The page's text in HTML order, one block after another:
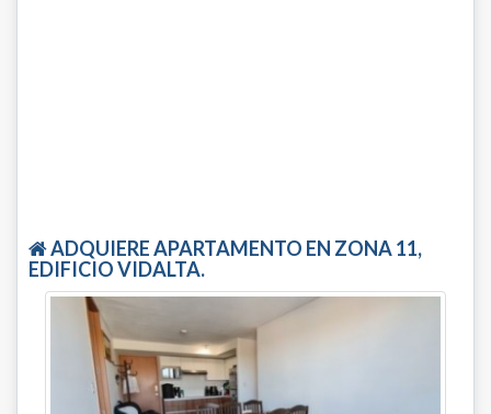
ADQUIERE APARTAMENTO EN ZONA 11,
EDIFICIO VIDALTA.